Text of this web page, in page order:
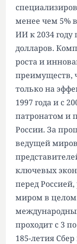
менее чем 5%
ИИ к 2034
долларов.
роста и
преимуществ,
только на
1997 года и с
патронатом и
России. За
ведущей
ключевых
перед
миром в
проходит с 3
185-летия